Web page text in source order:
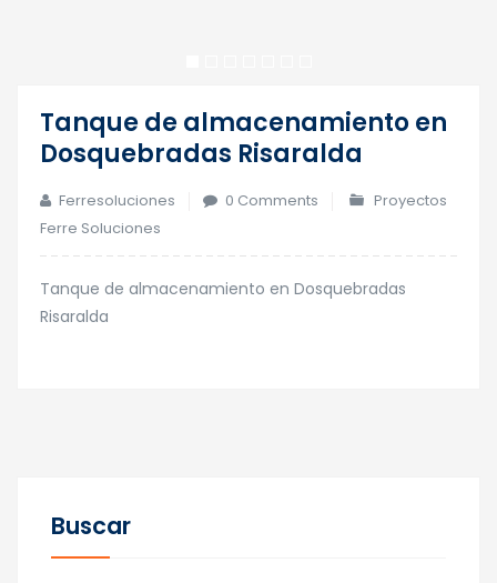
Tanque de almacenamiento en
Dosquebradas Risaralda
Ferresoluciones 0 Comments
Proyectos
Ferre Soluciones
Tanque de almacenamiento en Dosquebradas
Risaralda
Buscar